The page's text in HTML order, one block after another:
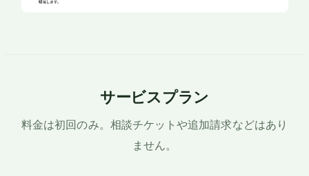
サービスプラン
料金は初回のみ。相談チケットや追加請求などはあり
ません。